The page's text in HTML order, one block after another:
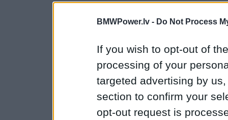
BMWPower.lv - Do Not Process
If you wish to opt-out of
processing of your
targeted advertising by
section to confirm your
opt-out request is